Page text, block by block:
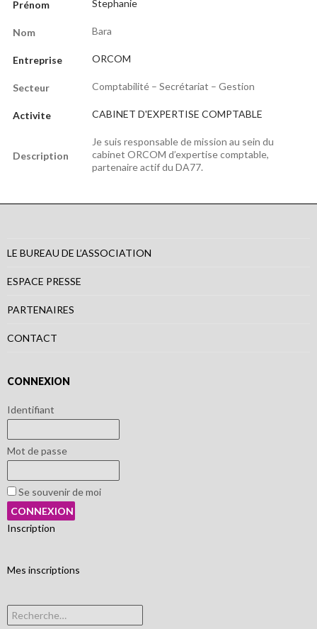
Prénom Stephanie
Nom Bara
Entreprise ORCOM
Secteur Comptabilité – Secrétariat – Gestion
Activite CABINET D'EXPERTISE COMPTABLE
Description
Je suis responsable de mission au sein du
cabinet ORCOM d’expertise comptable,
partenaire actif du DA77.
LE BUREAU DE L’ASSOCIATION
ESPACE PRESSE
PARTENAIRES
CONTACT
CONNEXION
Identifiant
Mot de passe
Se souvenir de moi
Inscription
Mes inscriptions
Rechercher :